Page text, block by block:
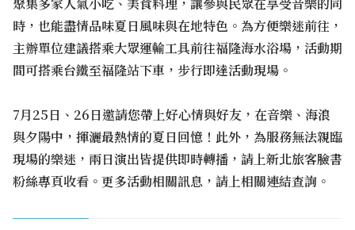
時，也能盡情品味夏日風味與在地特色。為方便樂迷前往，
主辦單位建議搭乘大眾運輸工具前往福隆海水浴場，活動期
間可搭乘台鐵至福隆站下車，步行即達活動現場。
7月25日、26日邀請您帶上好心情與好友，在音樂、海浪
與夕陽中，揮灑最熱情的夏日回憶！此外，為服務無法親臨
現場的樂迷，兩日演出皆提供即時轉播，請上新北旅客臉書
粉絲專頁收看。更多活動相關訊息，請上相關連結查詢。